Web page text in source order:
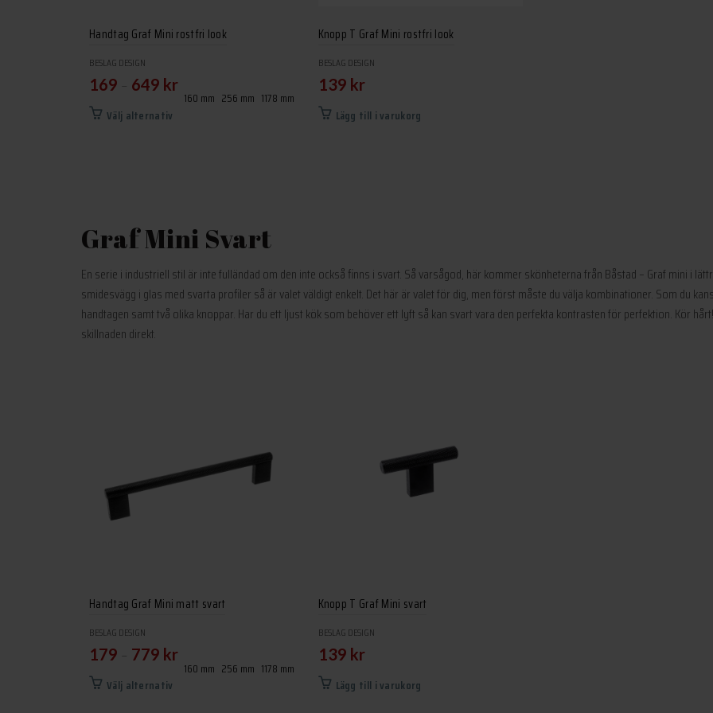
Handtag Graf Mini rostfri look
BESLAG DESIGN
169 649 kr
Välj alternativ
De
olika
alternativen
kan
väljas
på
160 mm 256 mm 1178 mm
Knopp T Graf Mini rostfri look
BESLAG DESIGN
139 kr
Lägg till i varukorg
Graf Mini Svart
En serie i industriell stil är inte fulländad om den inte också finns i svart. Så varsågod, här kommer skönheterna från Båstad – Graf mini i
smidesvägg i glas med svarta profiler så är valet väldigt enkelt. Det här är valet för dig, men först måste du välja kombinationer. Som du
handtagen samt två olika knoppar. Har du ett ljust kök som behöver ett lyft så kan svart vara den perfekta kontrasten för perfektion. Kör
skillnaden direkt.
Handtag Graf Mini matt svart
BESLAG DESIGN
179 779 kr
Välj alternativ
160 mm 256 mm 1178 mm
Knopp T Graf Mini svart
BESLAG DESIGN
139 kr
Lägg till i varukorg